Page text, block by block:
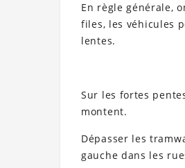
En règle générale,
files, les véhicules
lentes.
Sur les fortes
montent.
Dépasser les
gauche dans les